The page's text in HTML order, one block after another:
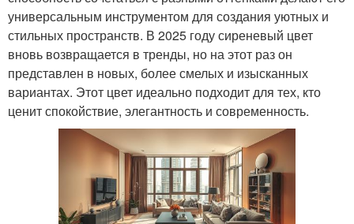
универсальным инструментом для создания уютных и
стильных пространств. В 2025 году сиреневый цвет
вновь возвращается в тренды, но на этот раз он
представлен в новых, более смелых и изысканных
вариантах. Этот цвет идеально подходит для тех, кто
ценит спокойствие, элегантность и современность.